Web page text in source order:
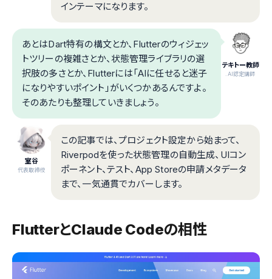
インテーマになります。
テキトー教師
.AI認定講師
あとはDart特有の構文とか、Flutterのウィジェッ
トツリーの複雑さとか、状態管理ライブラリの選
択肢の多さとか、Flutterには「AIに任せると迷子
になりやすいポイント」がいくつかあるんですよ。
そのあたりも整理していきましょう。
室谷
代表取締役
この記事では、プロジェクト設定から始まって、
Riverpodを使った状態管理の自動生成、UIコン
ポーネント、テスト、App Storeの申請メタデータ
まで、一気通貫でカバーします。
FlutterとClaude Codeの相性